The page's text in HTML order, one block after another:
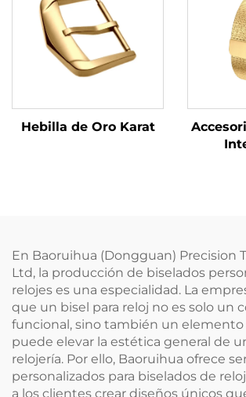
Hebilla de Oro Karat
En Baoruihua (Dongguan) Precision
Ltd, la producción de biselados
relojes es una especialidad. La
que un bisel para reloj no es solo un
funcional, sino también un
puede elevar la estética general de
relojería. Por ello, Baoruihua ofrece
personalizados para biselados de
a los clientes crear diseños únicos